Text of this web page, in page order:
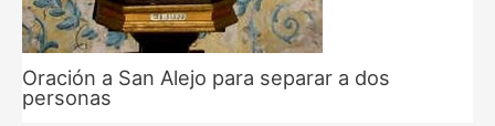
Oración a San Alejo para separar a dos
personas